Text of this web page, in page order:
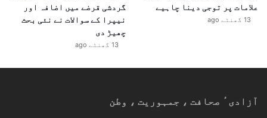
علامات پر توجی دینا چاہیے
13 گھنٹے ago
گردشی قرضے میں اضافہ اور
نیپرا کے سوالات نے نئی بحث
چھیڑ دی
13 گھنٹے ago
آزادیٴ صحافت ، جمہوریت ، وطن